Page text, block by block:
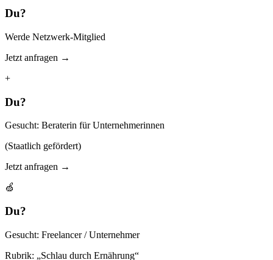
Du?
Werde Netzwerk-Mitglied
Jetzt anfragen →
+
Du?
Gesucht: Beraterin für Unternehmerinnen
(Staatlich gefördert)
Jetzt anfragen →
🍏
Du?
Gesucht: Freelancer / Unternehmer
Rubrik: „Schlau durch Ernährung“